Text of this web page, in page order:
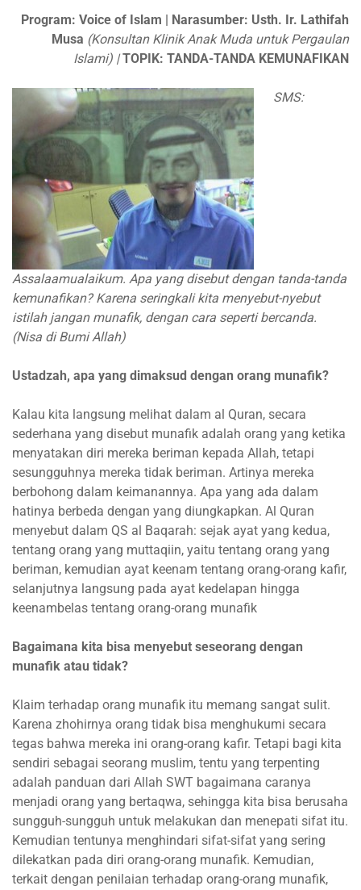
Program: Voice of Islam | Narasumber: Usth. Ir. Lathifah
Musa (Konsultan Klinik Anak Muda untuk Pergaulan
Islami) |TOPIK: TANDA-TANDA KEMUNAFIKAN
SMS:
Assalaamualaikum. Apa yang disebut dengan tanda-tanda
kemunafikan? Karena seringkali kita menyebut-nyebut
istilah jangan munafik, dengan cara seperti bercanda.
(Nisa di Bumi Allah)
Ustadzah, apa yang dimaksud dengan orang munafik?
Kalau kita langsung melihat dalam al Quran, secara
sederhana yang disebut munafik adalah orang yang ketika
menyatakan diri mereka beriman kepada Allah, tetapi
sesungguhnya mereka tidak beriman. Artinya mereka
berbohong dalam keimanannya. Apa yang ada dalam
hatinya berbeda dengan yang diungkapkan. Al Quran
menyebut dalam QS al Baqarah: sejak ayat yang kedua,
tentang orang yang muttaqiin, yaitu tentang orang yang
beriman, kemudian ayat keenam tentang orang-orang kafir,
selanjutnya langsung pada ayat kedelapan hingga
keenambelas tentang orang-orang munafik
Bagaimana kita bisa menyebut seseorang dengan
munafik atau tidak?
Klaim terhadap orang munafik itu memang sangat sulit.
Karena zhohirnya orang tidak bisa menghukumi secara
tegas bahwa mereka ini orang-orang kafir. Tetapi bagi kita
sendiri sebagai seorang muslim, tentu yang terpenting
adalah panduan dari Allah SWT bagaimana caranya
menjadi orang yang bertaqwa, sehingga kita bisa berusaha
sungguh-sungguh untuk melakukan dan menepati sifat itu.
Kemudian tentunya menghindari sifat-sifat yang sering
dilekatkan pada diri orang-orang munafik. Kemudian,
terkait dengan penilaian terhadap orang-orang munafik,